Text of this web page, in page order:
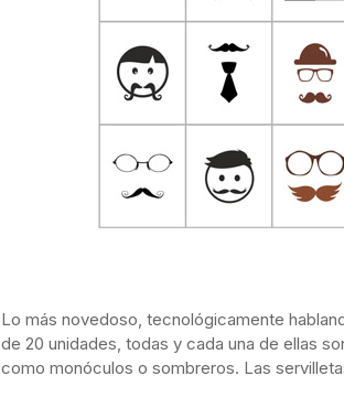
Lo más novedoso, tecnológicamente
de 20 unidades, todas y cada una de ellas
como monóculos o sombreros. Las